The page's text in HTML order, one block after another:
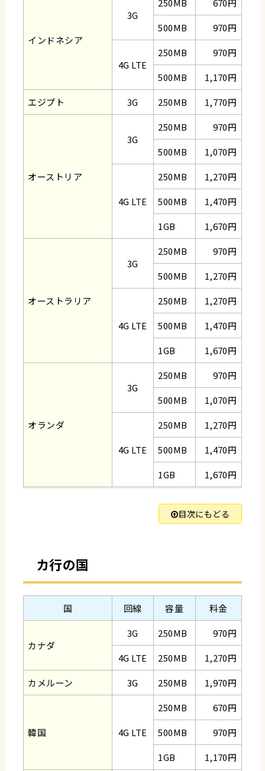
インドネシア
3G
250MB
670円
500MB
970円
4G LTE
250MB
970円
500MB
1,170円
エジプト
3G 250MB 1,770円
オーストリア
3G
250MB
970円
500MB
1,070円
4G LTE
250MB
1,270円
500MB
1,470円
1GB
1,670円
オーストラリア
3G
250MB
970円
500MB
1,270円
4G LTE
250MB
1,270円
500MB
1,470円
1GB
1,670円
オランダ
3G
250MB
970円
500MB
1,070円
4G LTE
250MB
1,270円
500MB
1,470円
1GB
1,670円
目次にもどる
カ行の国
国 回線 容量 料金
カナダ
3G 250MB
970円
4G LTE
250MB
1,270円
カメルーン
3G 250MB 1,970円
韓国 4G LTE
250MB
670円
500MB
970円
1GB
1,170円